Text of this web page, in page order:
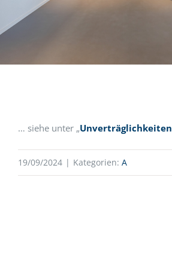
… siehe unter „Unverträglichkeiten
19/09/2024 | Kategorien: A